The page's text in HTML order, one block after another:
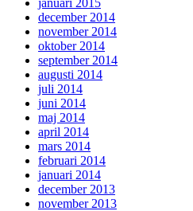
december 2014
november 2014
oktober 2014
september 2014
augusti 2014
juli 2014
juni 2014
maj 2014
april 2014
mars 2014
februari 2014
januari 2014
december 2013
november 2013